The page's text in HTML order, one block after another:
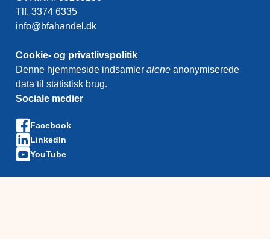
Tlf. 3374 6335
info@bfahandel.dk
Cookie- og privatlivspolitik
Denne hjemmeside indsamler alene anonymiserede
data til statistisk brug.
Sociale medier
Facebook
LinkedIn
YouTube